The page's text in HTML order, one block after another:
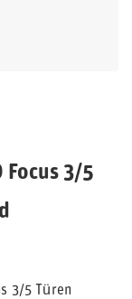
Focus 3/5
3/5 Türen